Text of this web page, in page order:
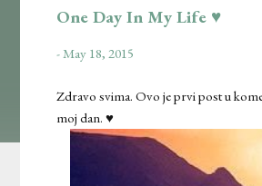
One Day In My Life ♥
-May 18, 2015
Zdravo svima. Ovo je prvi post u
moj dan. ♥